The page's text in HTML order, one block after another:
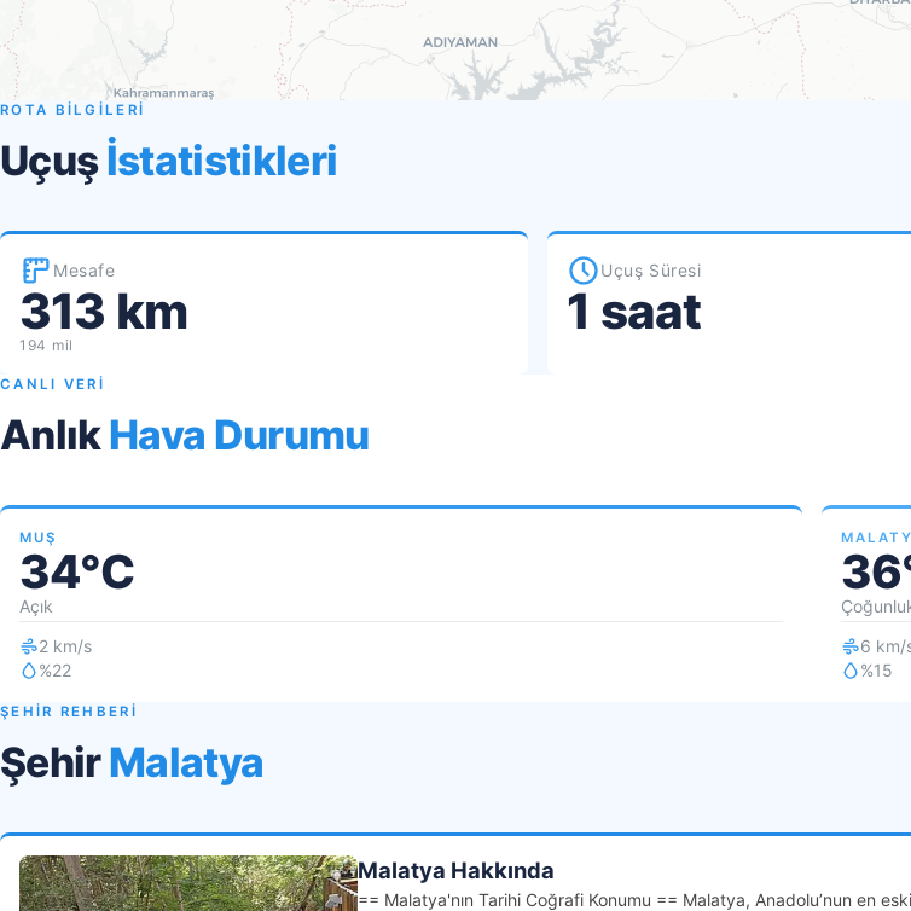
ROTA BİLGİLERİ
Uçuşİstatistikleri
Mesafe
313 km
194 mil
Uçuş Süresi
1 saat
CANLI VERİ
AnlıkHava Durumu
MUŞ
34°C
Açık
2 km/s
%22
6 km/
%15
ŞEHİR REHBERİ
ŞehirMalatya
Malatya Hakkında
== Malatya'nın Tarihi Coğrafi Konumu == Malatya, Anadolu’nun en